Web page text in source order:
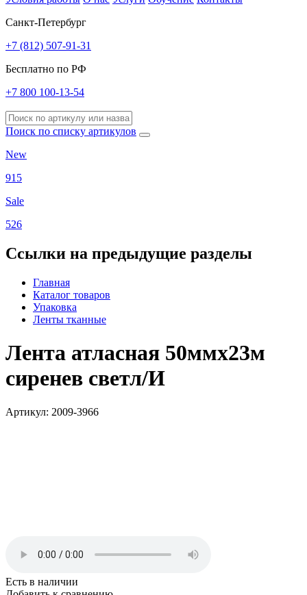
Санкт-Петербург
+7 (812) 507-91-31
Бесплатно по РФ
+7 800 100-13-54
Поиск по списку артикулов
New
915
Sale
526
Ссылки на предыдущие разделы
Главная
Каталог товаров
Упаковка
Ленты тканные
Лента атласная 50ммх23м
сиренев светл/И
Артикул: 2009-3966
Есть в наличии